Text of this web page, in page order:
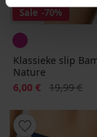
Sale -70%
Klassieke slip
Nature
Korting
6,00 € 19,99 €